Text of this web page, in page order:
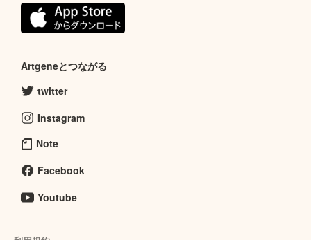
Artgeneとつながる
twitter
Instagram
Note
Facebook
Youtube